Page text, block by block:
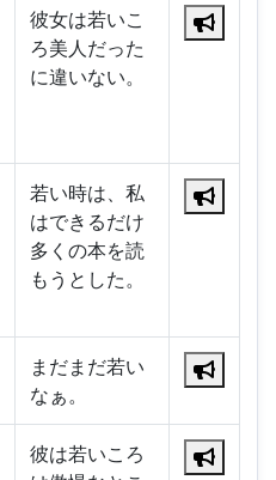
彼女は若いこ
ろ美人だった
に違いない。
若い時は、私
はできるだけ
多くの本を読
もうとした。
まだまだ若い
なぁ。
彼は若いころ